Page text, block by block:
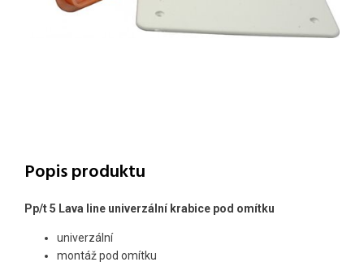
Popis produktu
Pp/t 5 Lava line univerzální krabice pod omítku
univerzální
montáž pod omítku